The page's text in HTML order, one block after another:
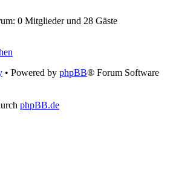
0 Mitglieder und 28 Gäste
• Powered by phpBB® Forum Software
phpBB.de